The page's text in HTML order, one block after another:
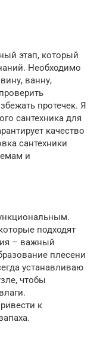
этап, который
Необходимо
ванну,
протечек. Я
сантехника для
качество
сантехники
и
подходят
– важный
плесени
устанавливаю
чтобы
к